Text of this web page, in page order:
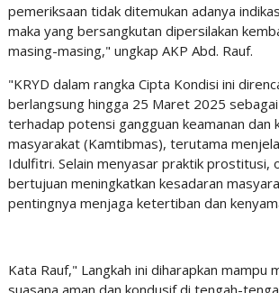
pemeriksaan tidak ditemukan adanya
maka yang bersangkutan dipersilakan
masing-masing," ungkap AKP Abd. Rauf.
"KRYD dalam rangka Cipta Kondisi ini
berlangsung hingga 25 Maret 2025
terhadap potensi gangguan keamanan dan
masyarakat (Kamtibmas), terutama
Idulfitri. Selain menyasar praktik prostitusi,
bertujuan meningkatkan kesadaran
pentingnya menjaga ketertiban dan
Kata Rauf," Langkah ini diharapkan mampu